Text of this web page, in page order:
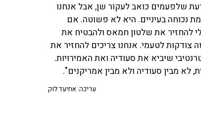
שלפעמים כואב לעקור שן, אבל אנחנו
נכוחה בעיניים. היא לא פשוטה. אם
את שלטון חמאס ולהבטיח את
צודקות לטעמי. אנחנו צריכים להחזיר את
שיביא את סעודיה ואת האמירויות.
לא מבין סעודיה ולא מבין אמריקנים".
עריכה: אחיעד לוק